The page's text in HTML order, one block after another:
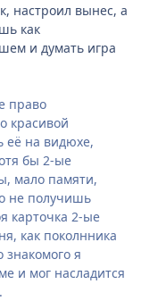
настроил вынес, а
как
и думать игра
право
красивой
её на видюхе,
бы 2-ые
мало памяти,
не получишь
карточка 2-ые
как поколнника
знакомого я
и мог насладится